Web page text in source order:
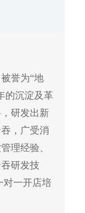
誉为“地
的沉淀及革
研发出新
，广受消
理经验、
研发技
对一开店培